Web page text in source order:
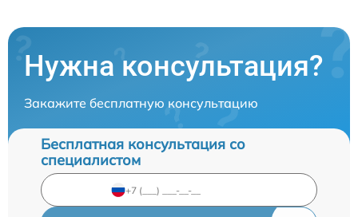
Нужна консультация?
Закажите бесплатную консультацию
Бесплатная консультация со
специалистом